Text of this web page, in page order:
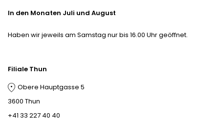
In den Monaten Juli und August
Haben wir jeweils am Samstag nur bis 16.00 Uhr geöffnet.
Filiale Thun
Obere Hauptgasse 5
3600 Thun
+41 33 227 40 40